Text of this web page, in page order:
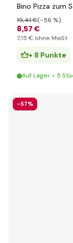
Bino Pizza zum
8,57 €
19,41 €(-56 %)
7,15 € ohne MwSt
+ 8 Punkte
Auf Lager > 5
-57%